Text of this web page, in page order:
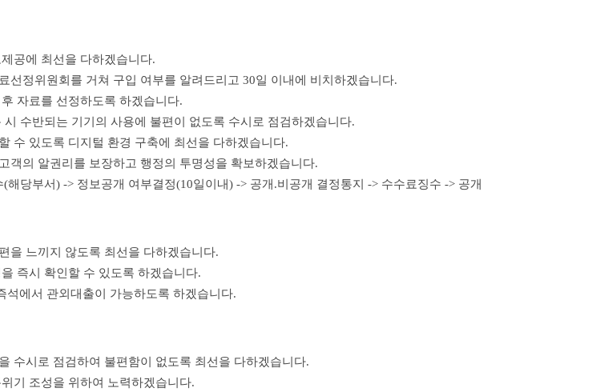
공에 최선을 다하겠습니다.
선정위원회를 거쳐 구입 여부를 알려드리고 30일 이내에 비치하겠습니다.
자료를 선정하도록 하겠습니다.
수반되는 기기의 사용에 불편이 없도록 수시로 점검하겠습니다.
수 있도록 디지털 환경 구축에 최선을 다하겠습니다.
객의 알권리를 보장하고 행정의 투명성을 확보하겠습니다.
당부서) -> 정보공개 여부결정(10일이내) -> 공개.비공개 결정통지 -> 수수료징수 -> 공개
을 느끼지 않도록 최선을 다하겠습니다.
즉시 확인할 수 있도록 하겠습니다.
석에서 관외대출이 가능하도록 하겠습니다.
수시로 점검하여 불편함이 없도록 최선을 다하겠습니다.
기 조성을 위하여 노력하겠습니다.